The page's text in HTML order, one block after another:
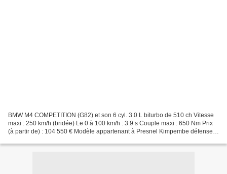
BMW M4 COMPETITION (G82) et son 6 cyl. 3.0 L biturbo de 510 ch Vitesse
maxi : 250 km/h (bridée) Le 0 à 100 km/h : 3.9 s Couple maxi : 650 Nm Prix
(à partir de) : 104 550 € Modèle appartenant à Presnel Kimpembe défenseur